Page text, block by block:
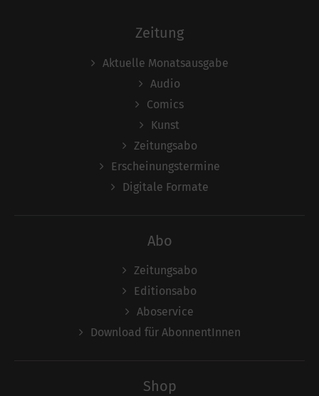
Zeitung
Aktuelle Monatsausgabe
Audio
Comics
Kunst
Zeitungsabo
Erscheinungstermine
Digitale Formate
Abo
Zeitungsabo
Editionsabo
Aboservice
Download für AbonnentInnen
Shop